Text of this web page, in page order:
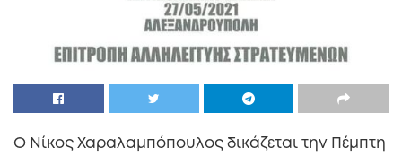
Ο Νίκος Χαραλαμπόπουλος δικάζεται την Πέμπτη